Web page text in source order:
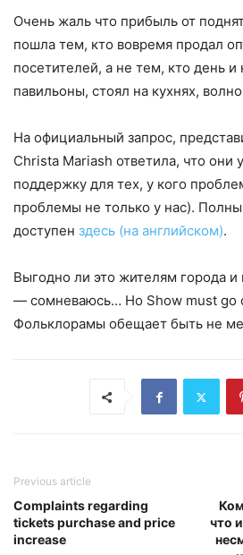
Очень жаль что прибыль от
пошла тем, кто вовремя продал
посетителей, а не тем, кто день и
павильоны, стоял на кухнях,
На официальный запрос,
Christa Mariash ответила, что они
поддержку для тех, у кого
проблемы не только у нас).
доступен здесь (на английском).
Выгодно ли это жителям города
— сомневаюсь… Но Show must go
Фольклорамы обещает быть не
Previous article
Complaints regarding
tickets purchase and price
increase
что